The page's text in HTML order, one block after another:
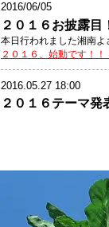
2016/06/05
２０１６お披露目
本日行われました湘南
２０１６、始動です！！
2016.05.27 18:00
２０１６テーマ発